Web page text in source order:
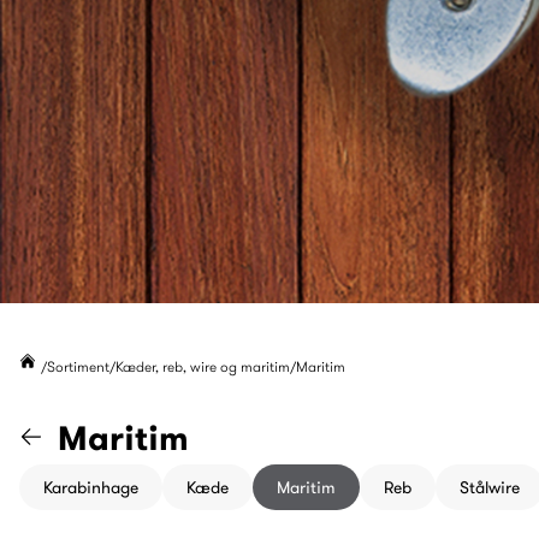
Sortiment Kæder, reb, wire og maritim Maritim
Gå til "Kæder, reb, wire og
Maritim
Karabinhage Kæde Maritim Reb Stålwire